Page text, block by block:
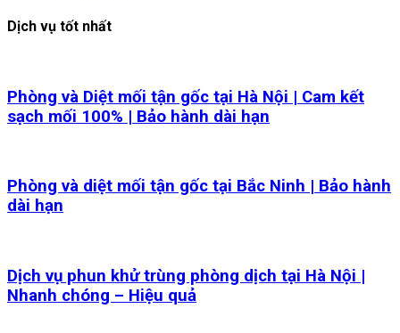
Dịch vụ tốt nhất
Phòng và Diệt mối tận gốc tại Hà Nội | Cam kết
sạch mối 100% | Bảo hành dài hạn
Phòng và diệt mối tận gốc tại Bắc Ninh | Bảo hành
dài hạn
Dịch vụ phun khử trùng phòng dịch tại Hà Nội |
Nhanh chóng – Hiệu quả